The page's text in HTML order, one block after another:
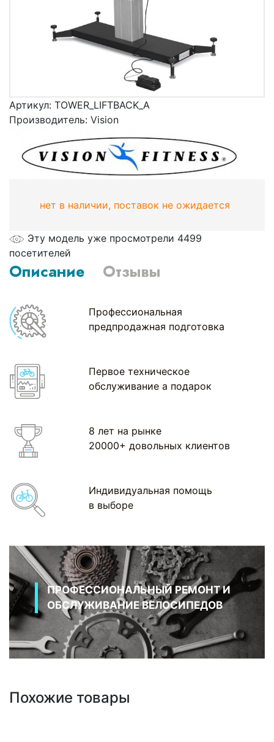
Артикул: TOWER_LIFTBACK_A
Производитель: Vision
нет в наличии, поставок не ожидается
Эту модель уже просмотрели 4499
посетителей
Описание Отзывы
Профессиональная
предпродажная подготовка
Первое техническое
обслуживание а подарок
8 лет на рынке
20000+ довольных клиентов
Индивидуальная помощь
в выборе
ПРОФЕССИОНАЛЬНЫЙ РЕМОНТ И
ОБСЛУЖИВАНИЕ ВЕЛОСИПЕДОВ
Похожие товары